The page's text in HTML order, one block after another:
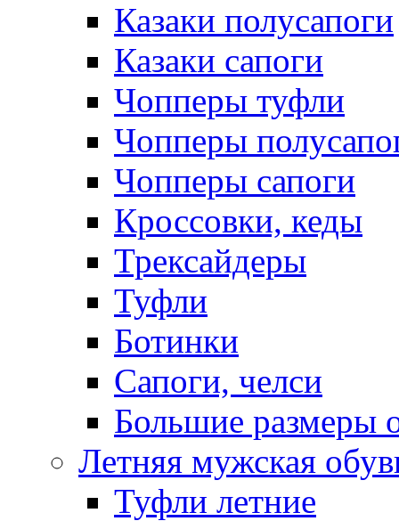
Казаки полусапоги
Казаки сапоги
Чопперы туфли
Чопперы
Чопперы сапоги
Кроссовки, кеды
Трексайдеры
Туфли
Ботинки
Сапоги, челси
Большие размеры
Летняя мужская
Туфли летние